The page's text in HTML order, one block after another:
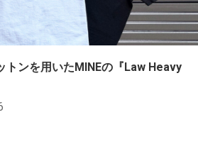
トンを用いたMINEの『Law Heavy